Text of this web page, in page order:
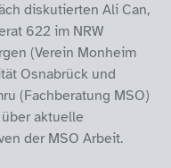
diskutierten Ali Can,
622 im NRW
(Verein Monheim
Osnabrück und
(Fachberatung MSO)
aktuelle
der MSO Arbeit.